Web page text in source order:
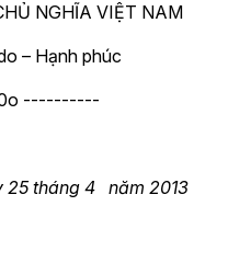
NGHĨA VIỆT NAM
– Hạnh phúc
----------
25 tháng 4 năm 2013